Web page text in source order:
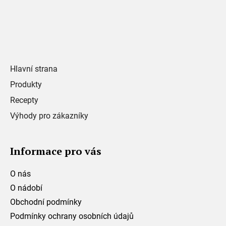
Hlavní strana
Produkty
Recepty
Výhody pro zákazníky
Informace pro vás
O nás
O nádobí
Obchodní podmínky
Podmínky ochrany osobních údajů